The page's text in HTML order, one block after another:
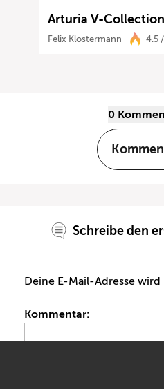
Arturia V-Collection
Felix Klostermann 4.5
0
Schreibe den
Deine E-Mail-Adresse
Kommentar: